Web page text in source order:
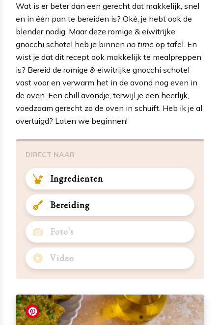
Wat is er beter dan een gerecht dat makkelijk, snel
en in één pan te bereiden is? Oké, je hebt ook de
blender nodig. Maar deze romige & eiwitrijke
gnocchi schotel heb je binnen no time op tafel. En
wist je dat dit recept ook makkelijk te mealpreppen
is? Bereid de romige & eiwitrijke gnocchi schotel
vast voor en verwarm het in de avond nog even in
de oven. Een chill avondje, terwijl je een heerlijk,
voedzaam gerecht zo de oven in schuift. Heb ik je al
overtuigd? Laten we beginnen!
DIRECT NAAR
Ingredienten
Bereiding
Foto's
Video